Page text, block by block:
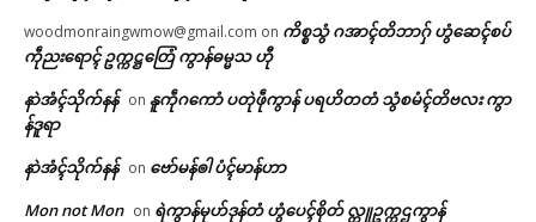
woodmonraingwmow@gmail.com on ကိစ္စသွံ ဂအာၚ်တိဘာဂှ် ဟွံဆေၚ်စပ်
ကဵုညးရောၚ် ဥက္ကဋ္ဌတြေံ ကွာန်ဓမ္မသ ဟီု
နာဲအံၚ်သိုက်နန် on နူကဵုဂကောံ ပတုဲဖဵုကွာန် ပရဟိတတံ သွံစမံၚ်တိဗလး ကွာ
န်ဒူရာ
နာဲအံၚ်သိုက်နန် on ဗော်မန်ၜါ ပံၚ်မာန်ဟာ
Mon not Mon on ရဲကွာန်မုဟ်ဒုန်တံ ဟွံပေၚ်စိုတ် လ္တူဥက္ကဌကွာန်